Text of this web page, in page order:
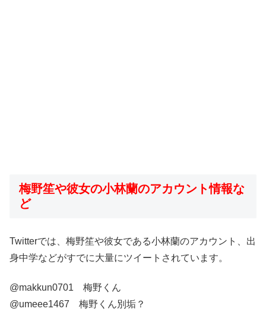
梅野笙や彼女の小林蘭のアカウント情報な
ど
Twitterでは、梅野笙や彼女である小林蘭のアカウント、出
身中学などがすでに大量にツイートされています。
@makkun0701 梅野くん
@umeee1467 梅野くん別垢？